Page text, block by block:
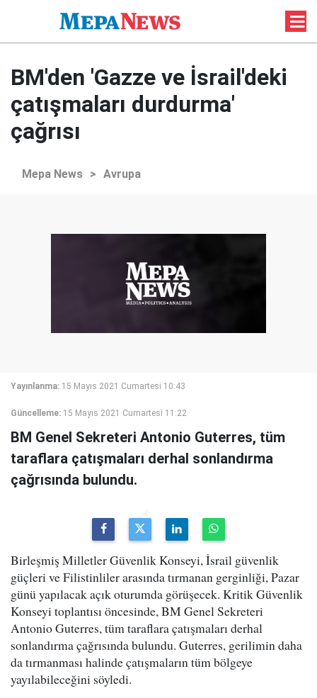
BM'den 'Gazze ve İsrail'deki
çatışmaları durdurma'
çağrısı
Mepa News > Avrupa
Yayınlanma: 15 Mayıs 2021 Cumartesi 10:43
Güncelleme: 15 Mayıs 2021 Cumartesi 11:22
BM Genel Sekreteri Antonio Guterres, tüm
taraflara çatışmaları derhal sonlandırma
çağrısında bulundu.
Birleşmiş Milletler Güvenlik Konseyi, İsrail güvenlik
güçleri ve Filistinliler arasında tırmanan gerginliği, Pazar
günü yapılacak açık oturumda görüşecek. Kritik Güvenlik
Konseyi toplantısı öncesinde, BM Genel Sekreteri
Antonio Guterres, tüm taraflara çatışmaları derhal
sonlandırma çağrısında bulundu. Guterres, gerilimin daha
da tırmanması halinde çatışmaların tüm bölgeye
yayılabileceğini söyledi.